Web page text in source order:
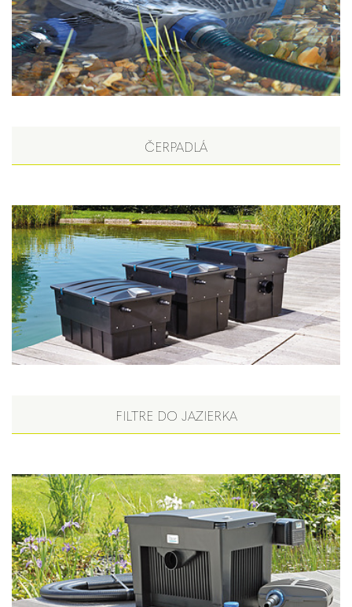
ČERPADLÁ
FILTRE DO JAZIERKA